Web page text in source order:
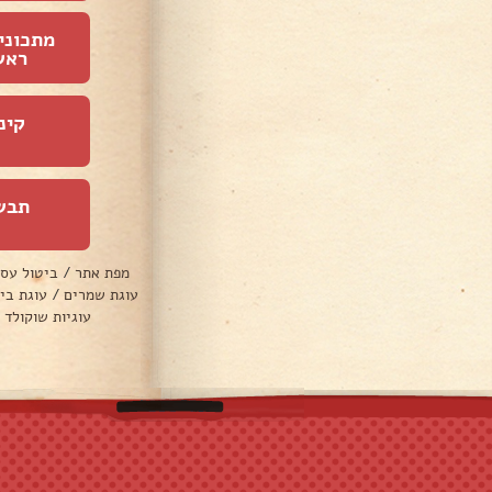
מפת אתר / ביטול
עוגת שמרים / עוגת
עוגיות